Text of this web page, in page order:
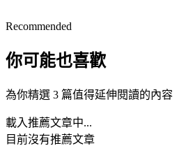
Recommended
你可能也喜歡
為你精選 3 篇值得延伸閱讀的內容
載入推薦文章中...
目前沒有推薦文章